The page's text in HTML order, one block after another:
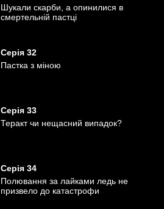
Шукали скарби, а опинилися в
смертельній пастці
Серія 32
Пастка з міною
Серія 33
Теракт чи нещасний випадок?
Серія 34
Полювання за лайками ледь не
призвело до катастрофи